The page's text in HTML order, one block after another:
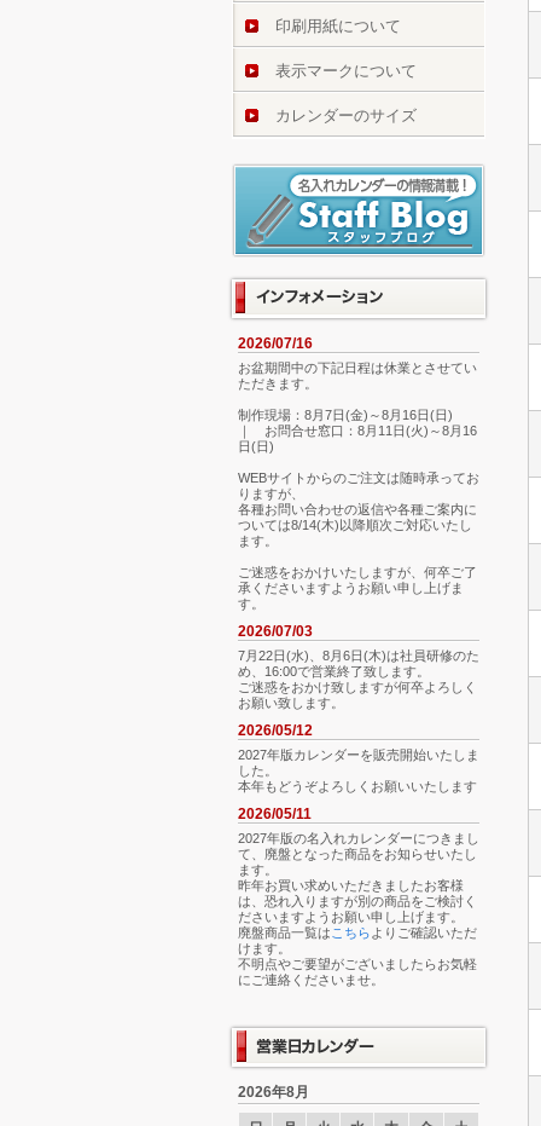
印刷用紙について
表示マークについて
カレンダーのサイズ
2026/07/16
お盆期間中の下記日程は休業とさせてい
ただきます。
制作現場：8月7日(金)～8月16日(日)
｜ お問合せ窓口：8月11日(火)～8月16
日(日)
WEBサイトからのご注文は随時承ってお
りますが、
各種お問い合わせの返信や各種ご案内に
ついては8/14(木)以降順次ご対応いたし
ます。
ご迷惑をおかけいたしますが、何卒ご了
承くださいますようお願い申し上げま
す。
2026/07/03
7月22日(水)、8月6日(木)は社員研修のた
め、16:00で営業終了致します。
ご迷惑をおかけ致しますが何卒よろしく
お願い致します。
2026/05/12
2027年版カレンダーを販売開始いたしま
した。
本年もどうぞよろしくお願いいたします
2026/05/11
2027年版の名入れカレンダーにつきまし
て、廃盤となった商品をお知らせいたし
ます。
昨年お買い求めいただきましたお客様
は、恐れ入りますが別の商品をご検討く
ださいますようお願い申し上げます。
廃盤商品一覧は こちら よりご確認いただ
けます。
不明点やご要望がございましたらお気軽
にご連絡くださいませ。
2026年8月